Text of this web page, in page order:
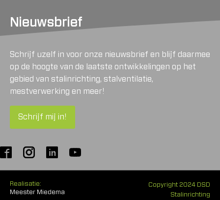
Nieuwsbrief
Schrijf uzelf in voor onze nieuwsbrief en blijf daarmee
op de hoogte van de laatste ontwikkelingen op het
gebied van stalinrichting, stalventilatie,
mestverwerking en meer!
Schrijf mij in!
Realisatie:
Meester Miedema
Copyright 2024 DSD
Stalinrichting